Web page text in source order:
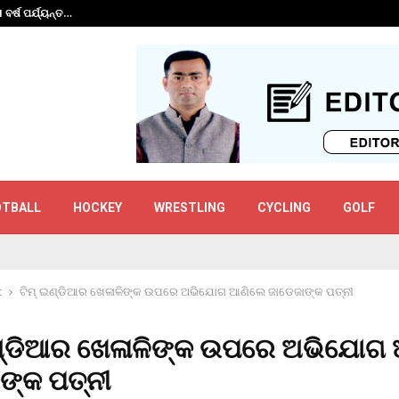
ପର୍ଯ୍ୟନ୍ତ…
HOCKEY WRESTLING CYCLING GOLF
ଟିମ୍ ଇଣ୍ଡିଆର ଖେଳାଳିଙ୍କ ଉପରେ ଅଭିଯୋଗ ଆଣିଲେ ଜାଡେଜାଙ୍କ ପତ୍ନୀ
ଖେଳାଳିଙ୍କ ଉପରେ
ପତ୍ନୀ